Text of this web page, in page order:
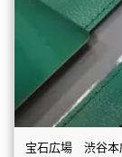
宝石広場 渋谷本